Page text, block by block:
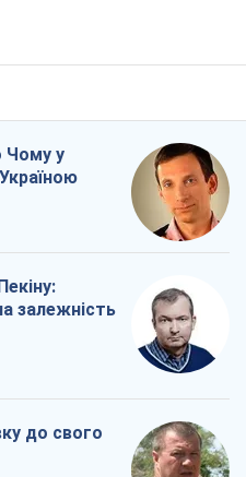
Чому у
залежність
до свого